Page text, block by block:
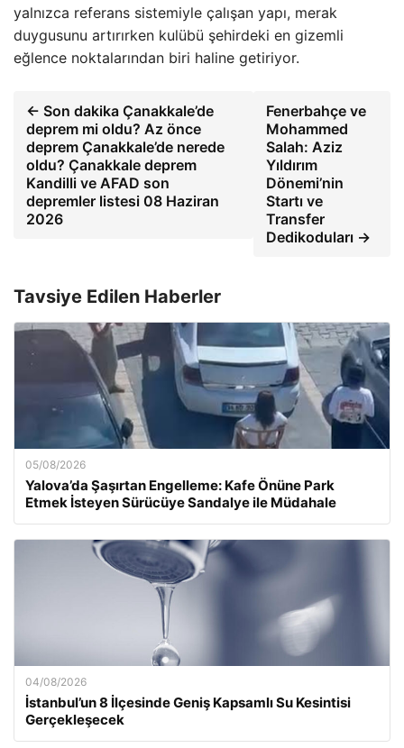
yalnızca referans sistemiyle çalışan yapı, merak
duygusunu artırırken kulübü şehirdeki en gizemli
eğlence noktalarından biri haline getiriyor.
← Son dakika Çanakkale’de
deprem mi oldu? Az önce
deprem Çanakkale’de nerede
oldu? Çanakkale deprem
Kandilli ve AFAD son
depremler listesi 08 Haziran
2026
Fenerbahçe ve
Mohammed
Salah: Aziz
Yıldırım
Dönemi’nin
Startı ve
Transfer
Dedikoduları →
Tavsiye Edilen Haberler
05/08/2026
Yalova’da Şaşırtan Engelleme: Kafe Önüne Park
Etmek İsteyen Sürücüye Sandalye ile Müdahale
04/08/2026
İstanbul’un 8 İlçesinde Geniş Kapsamlı Su Kesintisi
Gerçekleşecek